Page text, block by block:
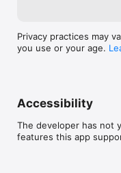
Privacy practices may
you use or your age.
Accessibility
The developer has not
features this app